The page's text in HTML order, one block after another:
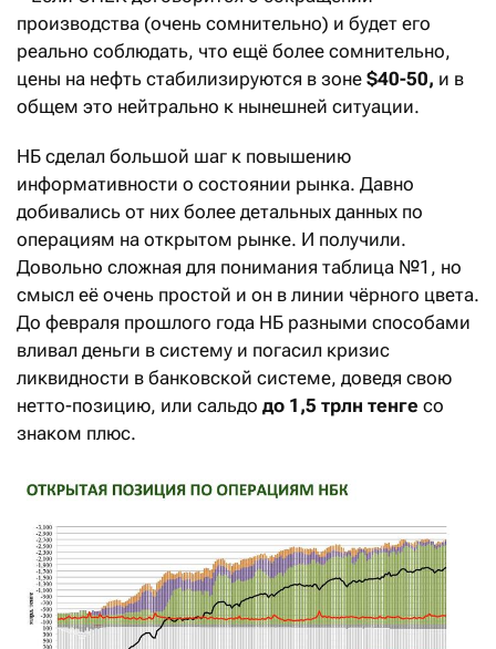
производства (очень сомнительно) и будет его
реально соблюдать, что ещё более сомнительно,
цены на нефть стабилизируются в зоне $40-50, и в
общем это нейтрально к нынешней ситуации.
НБ сделал большой шаг к повышению
информативности о состоянии рынка. Давно
добивались от них более детальных данных по
операциям на открытом рынке. И получили.
Довольно сложная для понимания таблица №1, но
смысл её очень простой и он в линии чёрного цвета.
До февраля прошлого года НБ разными способами
вливал деньги в систему и погасил кризис
ликвидности в банковской системе, доведя свою
нетто-позицию, или сальдо до 1,5 трлн тенге со
знаком плюс.